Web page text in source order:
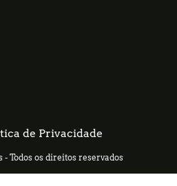
de Privacidade
- Todos os direitos reservados